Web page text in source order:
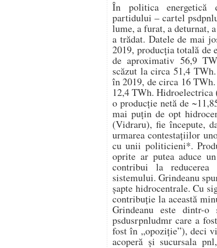
În politica
partidului – cartel
lume, a furat, a deturnat,
a trădat. Datele de mai
2019, producția totală de
de aproximativ 56,9
scăzut la circa 51,4
în 2019, de circa 16
12,4 TWh.
o producție netă de
mai puțin de opt
(Vidraru), fie începute,
urmarea contestațiilor
cu unii politicieni*.
oprite ar putea aduce
contribui la
sistemului. Grindeanu
șapte hidrocentrale. Cu
contribuție la această
Grindeanu este dintr-
psdusrpnludmr care a
fost în „opoziție”), deci
acoperă și sucursala